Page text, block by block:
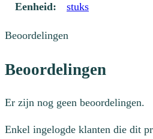
Eenheid: stuks
Beoordelingen
Beoordelingen
Er zijn nog geen beoordelingen.
Enkel ingelogde klanten die dit